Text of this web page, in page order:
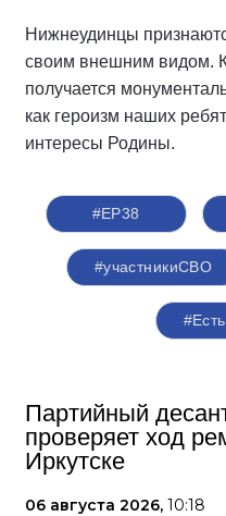
Нижнеудинцы
своим внешним видом.
получается
как героизм наших
интересы Родины.
#ЕР38
#участникиСВО
Партийный
проверяет ход
Иркутске
06 августа 2026, 10:18